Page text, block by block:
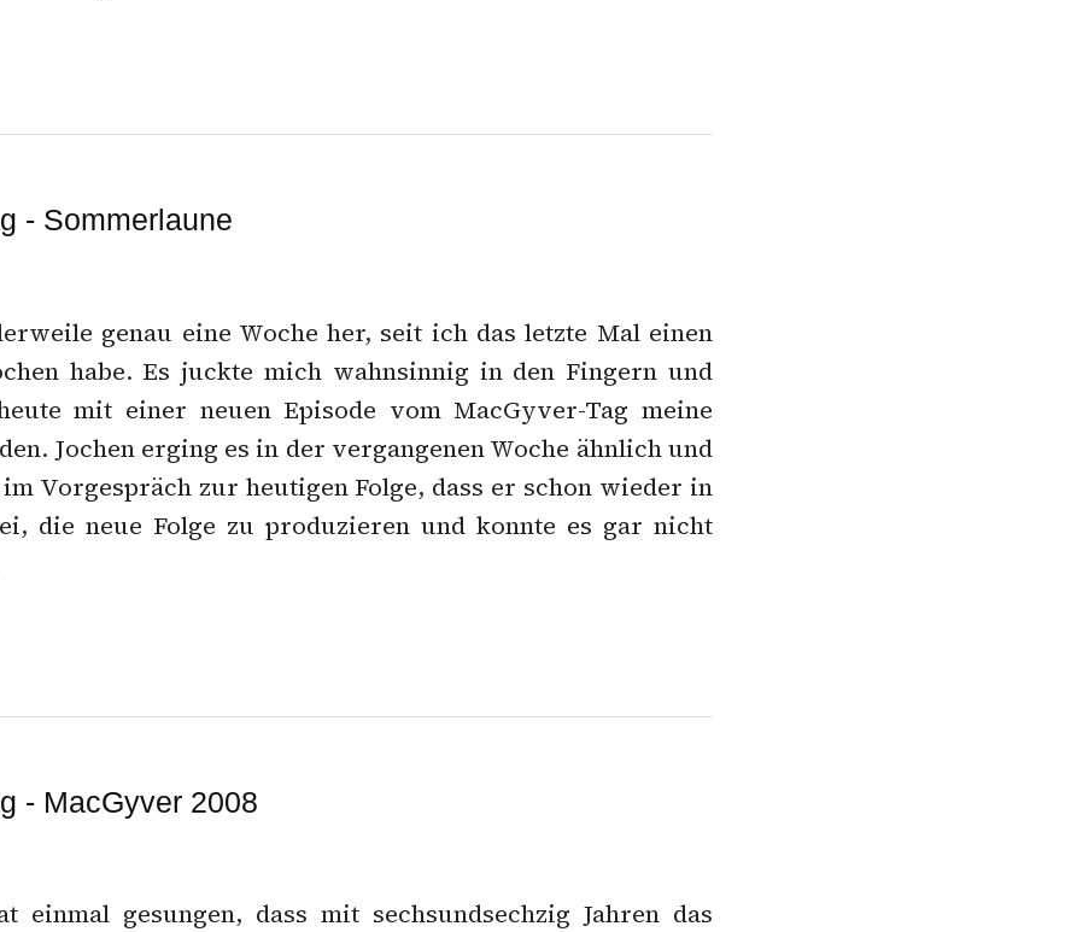
- Sommerlaune
genau eine Woche her, seit ich das letzte Mal einen
habe. Es juckte mich wahnsinnig in den Fingern und
mit einer neuen Episode vom MacGyver-Tag meine
Jochen erging es in der vergangenen Woche ähnlich und
Vorgespräch zur heutigen Folge, dass er schon wieder in
die neue Folge zu produzieren und konnte es gar nicht
- MacGyver 2008
einmal gesungen, dass mit sechsundsechzig Jahren das